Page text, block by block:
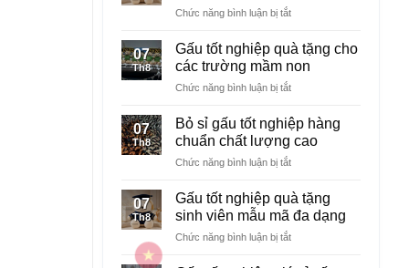
Chức năng bình luận bị tắtở
tốt
nghiệp
cầm
bằng
nghiệp
thêu
riêng
07
Th8
Gấu tốt nghiệp quà tặng cho
các trường mầm non
Chức năng bình luận bị tắtở
tốt
nghiệp
quà
tặng
các
trường
non
07
Th8
Bỏ sỉ gấu tốt nghiệp hàng
chuẩn chất lượng cao
Chức năng bình luận bị tắtở
sỉ
gấu
tốt
nghiệp
07
Th8
Gấu tốt nghiệp quà tặng
sinh viên mẫu mã đa dạng
Chức năng bình luận bị tắtở